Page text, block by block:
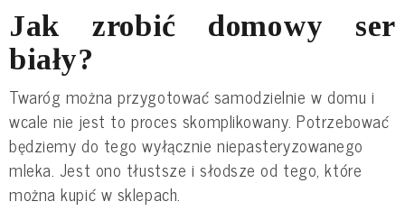
Jak zrobić domowy ser
biały?
Twaróg można przygotować samodzielnie w domu i
wcale nie jest to proces skomplikowany. Potrzebować
będziemy do tego wyłącznie niepasteryzowanego
mleka. Jest ono tłustsze i słodsze od tego, które
można kupić w sklepach.